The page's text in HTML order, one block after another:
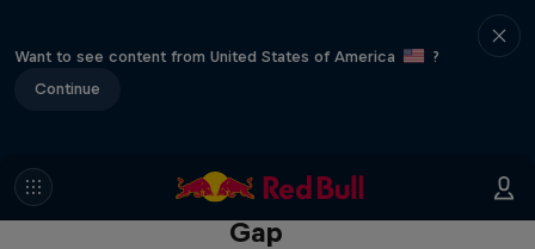
Want to see content from United States of America
?
Continue
Matt Jones: The Impossible
Gap